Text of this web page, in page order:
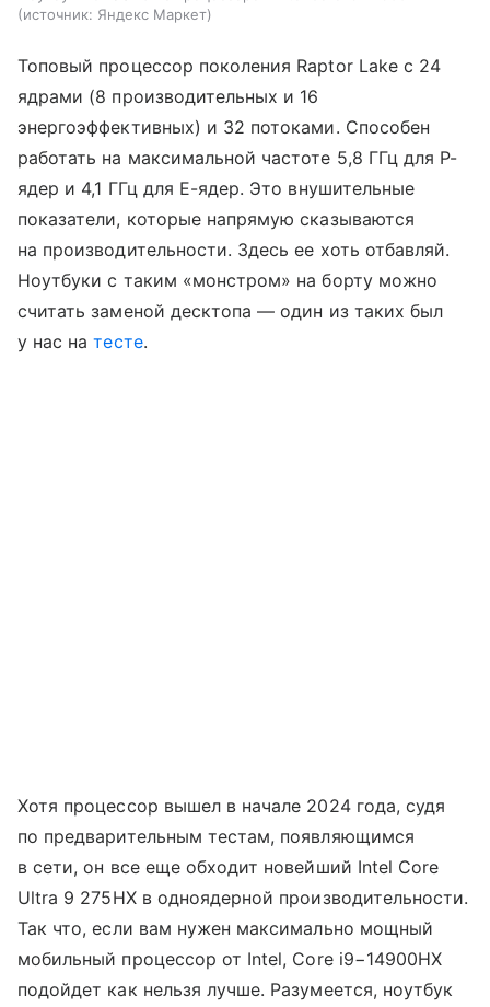
источник: Яндекс Маркет
Топовый процессор поколения Raptor Lake с 24
ядрами (8 производительных и 16
энергоэффективных) и 32 потоками. Способен
работать на максимальной частоте 5,8 ГГц для P-
ядер и 4,1 ГГц для E-ядер. Это внушительные
показатели, которые напрямую сказываются
на производительности. Здесь ее хоть отбавляй.
Ноутбуки с таким «монстром» на борту можно
считать заменой десктопа — один из таких был
у нас натесте.
Хотя процессор вышел в начале 2024 года, судя
по предварительным тестам, появляющимся
в сети, он все еще обходит новейший Intel Core
Ultra 9 275HX в одноядерной производительности.
Так что, если вам нужен максимально мощный
мобильный процессор от Intel, Core i9−14900HX
подойдет как нельзя лучше. Разумеется, ноутбук